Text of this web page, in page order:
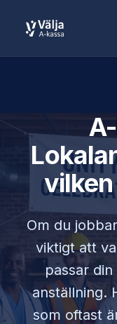
Om du
viktigt att
passar
anställning.
som oftast